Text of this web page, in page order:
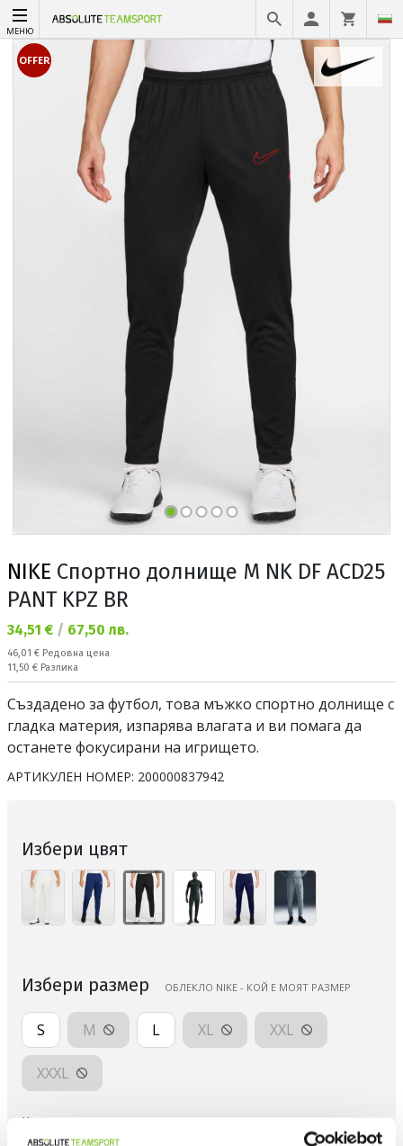
МЕНЮ
OFFER
NIKE Спортно долнище M NK DF ACD25
PANT KPZ BR
Текуща цена:
34,51 € / 67,50 лв.
Редовна цена:
46,01 € Редовна цена
Спестявате:
11,50 € Разлика
Създадено за футбол, това мъжко спортно долнище с
гладка материя, изпарява влагата и ви помага да
останете фокусирани на игрището.
АРТИКУЛЕН НОМЕР: 200000837942
Избери цвят
Избери размер ОБЛЕКЛО NIKE - КОЙ Е МОЯТ РАЗМЕР
S M L XL XXL
XXXL
Количество